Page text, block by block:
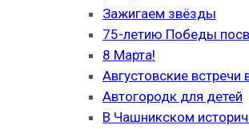
Зажигаем звёзды
75-летию Победы
8 Марта!
Августовские встречи
Автогородк для детей
В Чашникском